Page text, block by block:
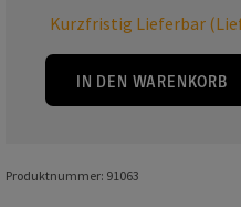
Kurzfristig Lieferbar
IN DEN WARENKORB
Produktnummer: 91063